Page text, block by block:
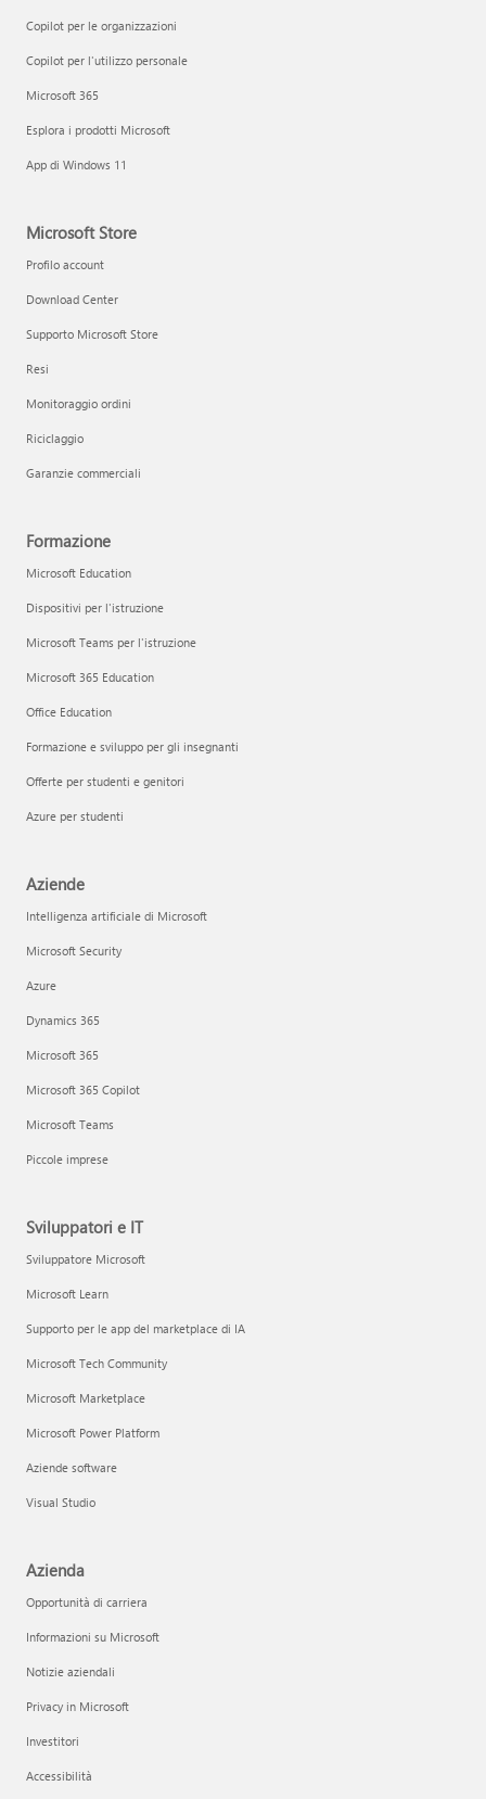
Copilot per le organizzazioni
Copilot per l'utilizzo personale
Microsoft 365
Esplora i prodotti Microsoft
App di Windows 11
Microsoft Store
Profilo account
Download Center
Supporto Microsoft Store
Resi
Monitoraggio ordini
Riciclaggio
Garanzie commerciali
Formazione
Microsoft Education
Dispositivi per l'istruzione
Microsoft Teams per l'istruzione
Microsoft 365 Education
Office Education
Formazione e sviluppo per gli insegnanti
Offerte per studenti e genitori
Azure per studenti
Aziende
Intelligenza artificiale di Microsoft
Microsoft Security
Azure
Dynamics 365
Microsoft 365
Microsoft 365 Copilot
Microsoft Teams
Piccole imprese
Sviluppatori e IT
Sviluppatore Microsoft
Microsoft Learn
Supporto per le app del marketplace di IA
Microsoft Tech Community
Microsoft Marketplace
Microsoft Power Platform
Aziende software
Visual Studio
Azienda
Opportunità di carriera
Informazioni su Microsoft
Notizie aziendali
Privacy in Microsoft
Investitori
Accessibilità